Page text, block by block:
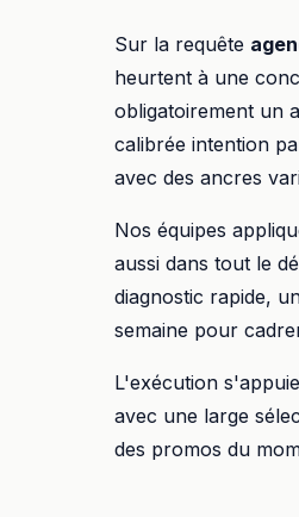
Sur la requête
heurtent à une
obligatoirement un
calibrée intention
avec des ancres
Nos équipes
aussi dans tout le
diagnostic rapide,
semaine pour
L'exécution
avec une large
des promos du